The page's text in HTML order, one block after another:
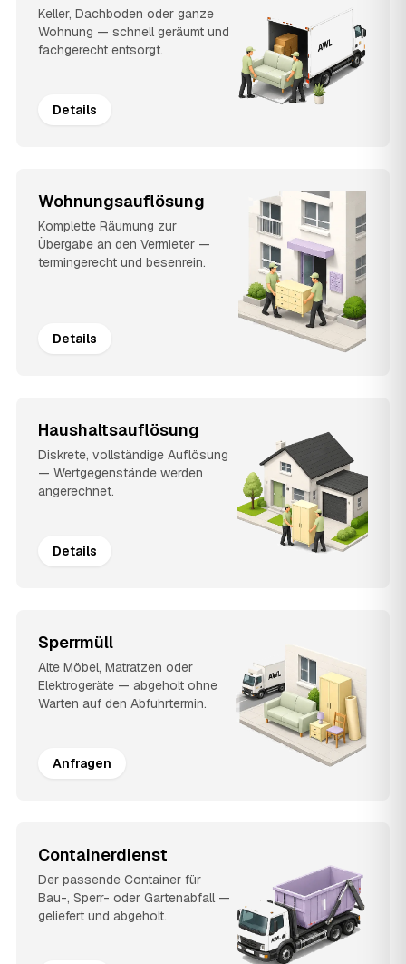
Keller, Dachboden oder ganze
Wohnung — schnell geräumt und
fachgerecht entsorgt.
Details
Wohnungsauflösung
Komplette Räumung zur
Übergabe an den Vermieter —
termingerecht und besenrein.
Details
Haushaltsauflösung
Diskrete, vollständige Auflösung
— Wertgegenstände werden
angerechnet.
Details
Sperrmüll
Alte Möbel, Matratzen oder
Elektrogeräte — abgeholt ohne
Warten auf den Abfuhrtermin.
Anfragen
Containerdienst
Der passende Container für
Bau-, Sperr- oder Gartenabfall —
geliefert und abgeholt.